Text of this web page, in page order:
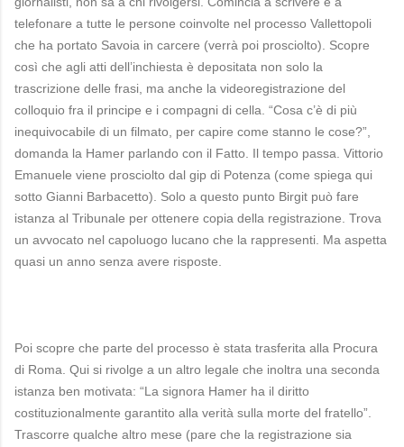
telefonare a tutte le persone coinvolte nel processo Vallettopoli
che ha portato Savoia in carcere (verrà poi prosciolto). Scopre
così che agli atti dell’inchiesta è depositata non solo la
trascrizione delle frasi, ma anche la videoregistrazione del
colloquio fra il principe e i compagni di cella. “Cosa c’è di più
inequivocabile di un filmato, per capire come stanno le cose?”,
domanda la Hamer parlando con il Fatto. Il tempo passa. Vittorio
Emanuele viene prosciolto dal gip di Potenza (come spiega qui
sotto Gianni Barbacetto). Solo a questo punto Birgit può fare
istanza al Tribunale per ottenere copia della registrazione. Trova
un avvocato nel capoluogo lucano che la rappresenti. Ma aspetta
quasi un anno senza avere risposte.
Poi scopre che parte del processo è stata trasferita alla Procura
di Roma. Qui si rivolge a un altro legale che inoltra una seconda
istanza ben motivata: “La signora Hamer ha il diritto
costituzionalmente garantito alla verità sulla morte del fratello”.
Trascorre qualche altro mese (pare che la registrazione sia